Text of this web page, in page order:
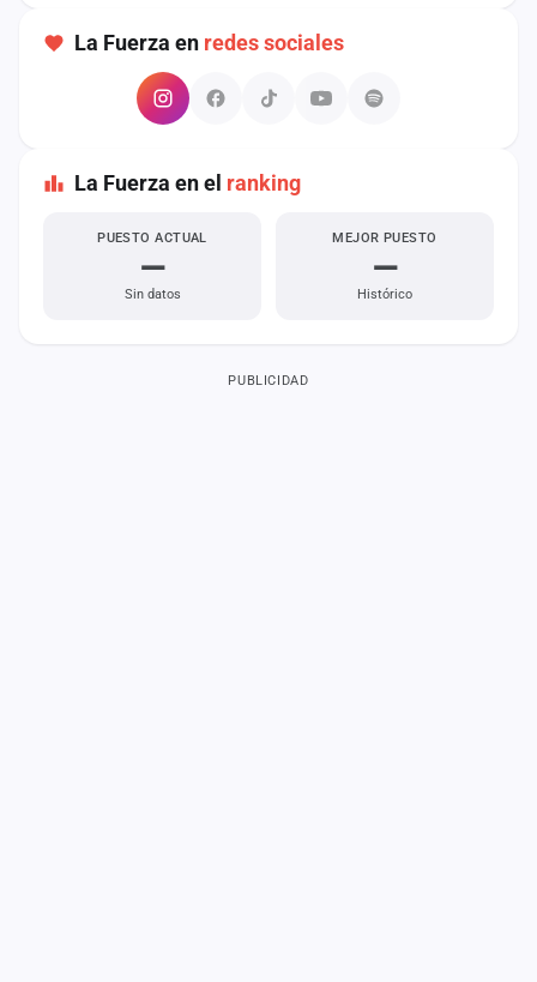
La Fuerza en redes sociales
La Fuerza en el ranking
PUESTO ACTUAL
—
Sin datos
MEJOR PUESTO
—
Histórico
PUBLICIDAD